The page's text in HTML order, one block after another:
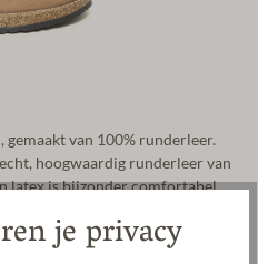
gemaakt van 100% runderleer.
hoogwaardig runderleer van
latex is bijzonder comfortabel
is bovendien schokdempend
je privacy